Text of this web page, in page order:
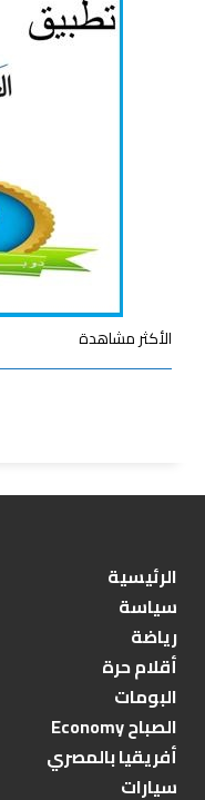
الأكثر مشاهدة
الرئيسية
سياسة
رياضة
أقلام حرة
البومات
الصباح Economy
أفريقيا بالمصري
سيارات